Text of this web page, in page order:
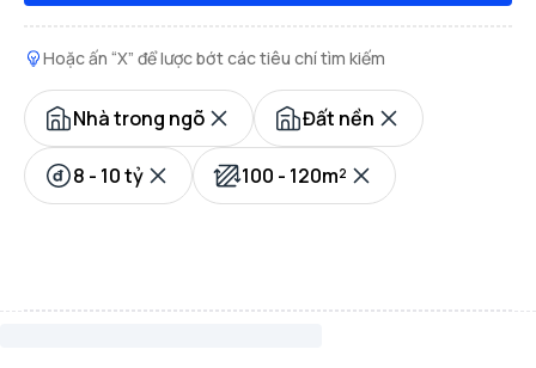
Hoặc ấn “X” để lược bớt các tiêu chí tìm kiếm
Nhà trong ngõ Đất nền
8 - 10 tỷ 100 - 120m²